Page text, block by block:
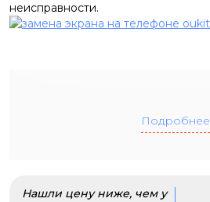
неисправности.
Подробнее
Нашли цену ниже, чем у